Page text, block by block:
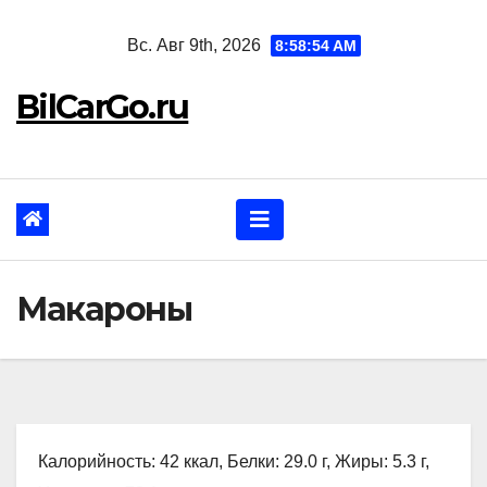
Вс. Авг 9th, 2026 8:58:55 AM
BilCarGo.ru
Макароны
Калорийность: 42 ккал, Белки: 29.0 г, Жиры: 5.3 г,